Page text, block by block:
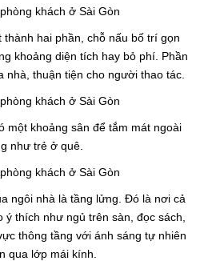
hai phần, chỗ nấu bố trí gọn
khoảng diện tích hay bỏ phí. Phần
nhà, thuận tiện cho người thao tác.
một khoảng sân để tắm mát ngoài
như trẻ ở quê.
ngôi nhà là tầng lửng. Đó là nơi cả
thích như ngủ trên sàn, đọc sách,
thông tầng với ánh sáng tự nhiên
qua lớp mái kính.